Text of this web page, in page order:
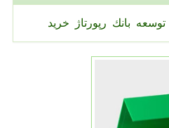
توسعه بانك رپورتاژ خرید